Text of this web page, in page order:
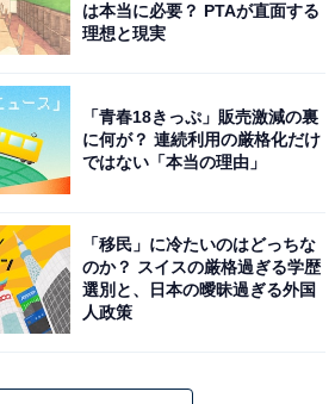
は本当に必要？ PTAが直面する
理想と現実
「青春18きっぷ」販売激減の裏
に何が？ 連続利用の厳格化だけ
ではない「本当の理由」
「移民」に冷たいのはどっちな
のか？ スイスの厳格過ぎる学歴
選別と、日本の曖昧過ぎる外国
人政策